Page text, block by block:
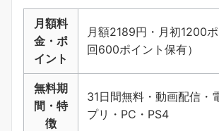
月額料
金・ポ
イント
月額2189円・月初1200
回600ポイント保有）
無料期
間・特
徴
31日間無料・動画配信・
プリ・PC・PS4